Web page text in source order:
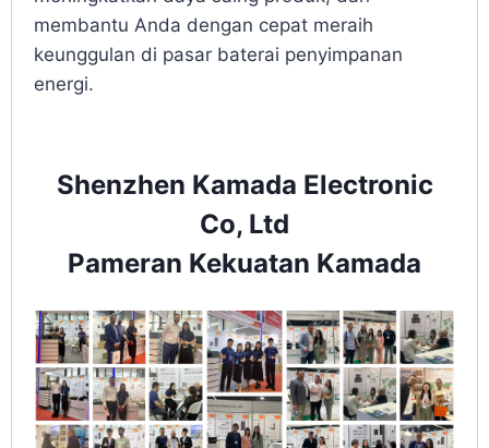
membantu Anda dengan cepat meraih
keunggulan di pasar baterai penyimpanan
energi.
Shenzhen Kamada Electronic
Co, Ltd
Pameran Kekuatan Kamada